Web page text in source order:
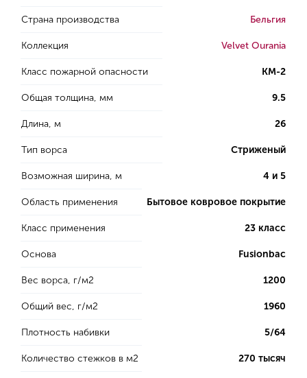
Страна производства Бельгия
Коллекция Velvet Ourania
Класс пожарной опасности КМ-2
Общая толщина, мм 9.5
Длина, м 26
Тип ворса Стриженый
Возможная ширина, м 4 и 5
Область применения Бытовое ковровое покрытие
Класс применения 23 класс
Основа Fusionbac
Вес ворса, г/м2 1200
Общий вес, г/м2 1960
Плотность набивки 5/64
Количество стежков в м2 270 тысяч